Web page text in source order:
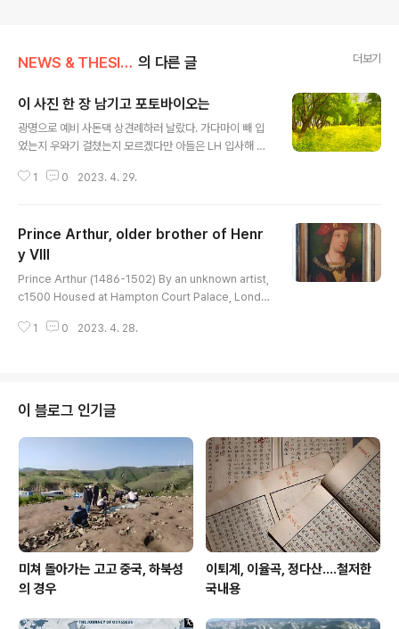
NEWS & THESIS/Photo News 의 다른 글 더보기
이 사진 한 장 남기고 포토바이오는
광명으로 예비 사돈댁 상견례하러 날랐다. 가다마이 빼 입
었는지 우와기 걸쳤는지 모르겠다만 아들은 LH 입사해 듣
1 0 2023. 4. 29.
Prince Arthur, older brother of Henr
y VIII
Prince Arthur (1486-1502) By an unknown artist,
c1500 Housed at Hampton Court Palace, Londo
491~1547). Before Henry VIII married Katherine
er Arthur was dead, struck down by a fever. Kat
herine's powerful p..
1 0 2023. 4. 28.
이 블로그 인기글
미쳐 돌아가는 고고 중국, 하북성
의 경우
이퇴계, 이율곡, 정다산....철저한
국내용